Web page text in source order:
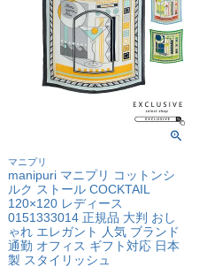
マニプリ
manipuri マニプリ コットンシ
ルク ストール COCKTAIL
120×120 レディース
0151333014 正規品 大判 おし
ゃれ エレガント 人気 ブランド
通勤 オフィス ギフト対応 日本
製 スタイリッシュ